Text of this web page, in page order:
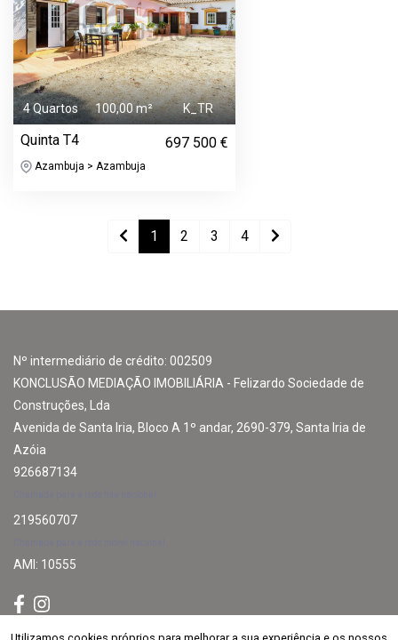
4 Quartos 100,00 m² K_TR
Quinta T4 697 500 €
Azambuja > Azambuja
1 2 3 4
Nº intermediário de crédito: 002509
KONCLUSÃO MEDIAÇÃO IMOBILIÁRIA - Felizardo Sociedade de
Construções, Lda
Avenida de Santa Iria, Bloco A 1º andar, 2690-379, Santa Iria de
Azóia
926687134
219560707
AMI: 10555